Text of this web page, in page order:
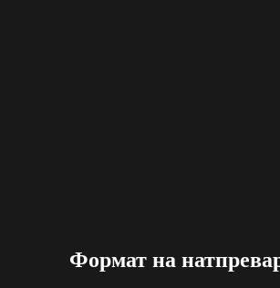
Формат на